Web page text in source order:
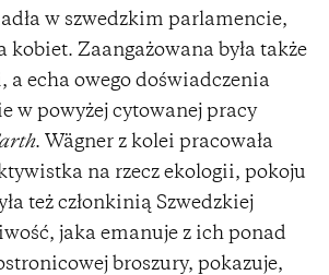
w szwedzkim parlamencie,
kobiet. Zaangażowana była także
a echa owego doświadczenia
w powyżej cytowanej pracy
. Wägner z kolei pracowała
na rzecz ekologii, pokoju
też członkinią Szwedzkiej
jaka emanuje z ich ponad
broszury, pokazuje,